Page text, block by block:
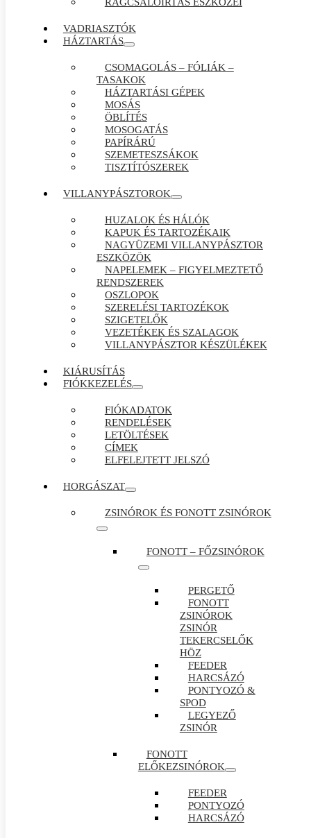
VADRIASZTÓK
HÁZTARTÁS
CSOMAGOLÁS – FÓLIÁK –
TASAKOK
HÁZTARTÁSI GÉPEK
MOSÁS
ÖBLÍTÉS
MOSOGATÁS
PAPÍRÁRÚ
SZEMETESZSÁKOK
TISZTÍTÓSZEREK
VILLANYPÁSZTOROK
HUZALOK ÉS HÁLÓK
KAPUK ÉS TARTOZÉKAIK
NAGYÜZEMI VILLANYPÁSZTOR
ESZKÖZÖK
NAPELEMEK – FIGYELMEZTETŐ
RENDSZEREK
OSZLOPOK
SZERELÉSI TARTOZÉKOK
SZIGETELŐK
VEZETÉKEK ÉS SZALAGOK
VILLANYPÁSZTOR KÉSZÜLÉKEK
KIÁRUSÍTÁS
FIÓKKEZELÉS
FIÓKADATOK
RENDELÉSEK
LETÖLTÉSEK
CÍMEK
ELFELEJTETT JELSZÓ
HORGÁSZAT
ZSINÓROK ÉS FONOTT ZSINÓROK
FONOTT – FŐZSINÓROK
PERGETŐ
FONOTT
ZSINÓROK
ZSINÓR
TEKERCSELŐK
HÖZ
FEEDER
HARCSÁZÓ
PONTYOZÓ &
SPOD
LEGYEZŐ
ZSINÓR
FONOTT
ELŐKEZSINÓROK
FEEDER
PONTYOZÓ
HARCSÁZÓ